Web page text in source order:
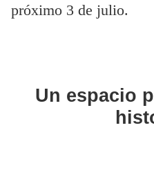
próximo 3 de julio.
Un espacio